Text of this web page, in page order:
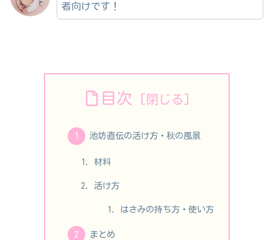
者向けです！
目次
池坊直伝の活け方・秋の風景
材料
活け方
はさみの持ち方・使い方
まとめ